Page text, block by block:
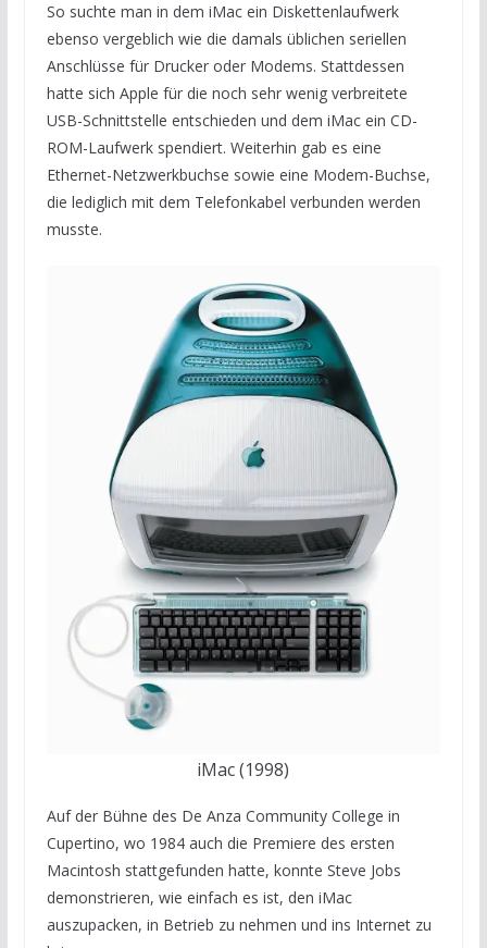
So suchte man in dem iMac ein Diskettenlaufwerk
ebenso vergeblich wie die damals üblichen seriellen
Anschlüsse für Drucker oder Modems. Stattdessen
hatte sich Apple für die noch sehr wenig verbreitete
USB-Schnittstelle entschieden und dem iMac ein CD-
ROM-Laufwerk spendiert. Weiterhin gab es eine
Ethernet-Netzwerkbuchse sowie eine Modem-Buchse,
die lediglich mit dem Telefonkabel verbunden werden
musste.
iMac (1998)
Auf der Bühne des De Anza Community College in
Cupertino, wo 1984 auch die Premiere des ersten
Macintosh stattgefunden hatte, konnte Steve Jobs
demonstrieren, wie einfach es ist, den iMac
auszupacken, in Betrieb zu nehmen und ins Internet zu